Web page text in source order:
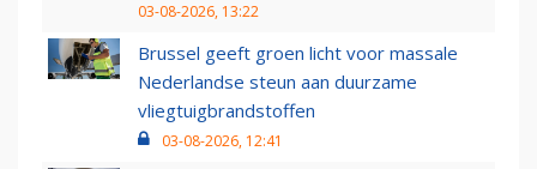
03-08-2026, 13:22
Brussel geeft groen licht voor massale
Nederlandse steun aan duurzame
vliegtuigbrandstoffen
03-08-2026, 12:41